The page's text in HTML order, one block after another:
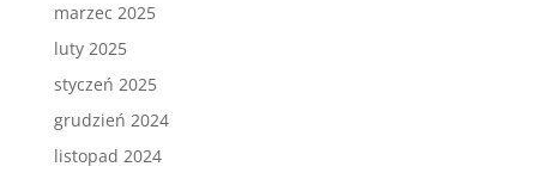
marzec 2025
luty 2025
styczeń 2025
grudzień 2024
listopad 2024